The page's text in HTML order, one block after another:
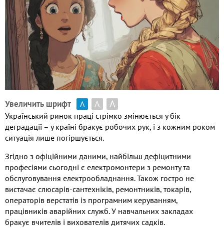
Увеличить шрифт А А А
Український ринок праці стрімко змінюється у бік
деградації – у країні бракує робочих рук, і з кожним роком
ситуація лише погіршується.
Згідно з офіційними даними, найбільш дефіцитними
професіями сьогодні є електромонтери з ремонту та
обслуговування електрообладнання.Також гостро не
вистачає слюсарів-сантехніків, ремонтників, токарів,
операторів верстатів із програмним керуванням,
працівників аварійних служб.У навчальних закладах
бракує вчителів і вихователів дитячих садків.